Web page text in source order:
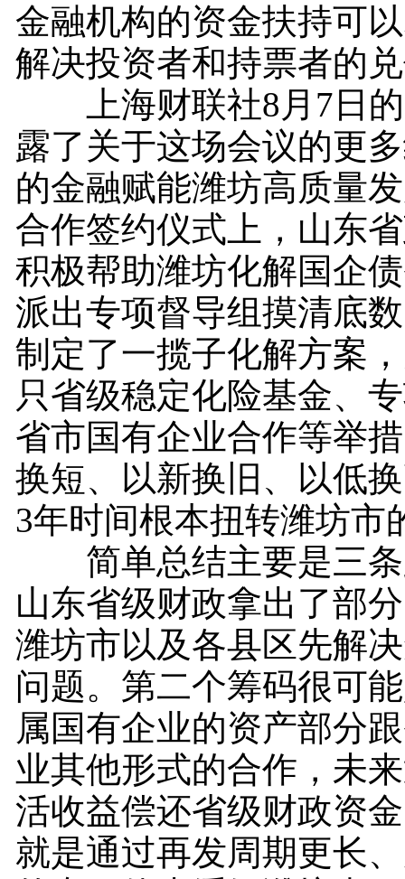
金融机构的资金扶持可
解决投资者和持票者的
上海财联社8月7日的
露了关于这场会议的更
的金融赋能潍坊高质量
合作签约仪式上，山东
积极帮助潍坊化解国企
派出专项督导组摸清底
制定了一揽子化解方案
只省级稳定化险基金、
省市国有企业合作等举
换短、以新换旧、以低
3年时间根本扭转潍坊市
简单总结主要是三条
山东省级财政拿出了部
潍坊市以及各县区先解
问题。第二个筹码很可
属国有企业的资产部分
业其他形式的合作，未
活收益偿还省级财政资
就是通过再发周期更长